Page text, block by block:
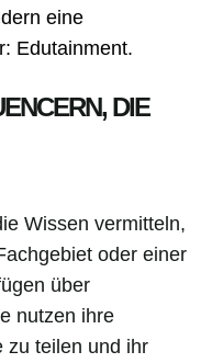
eine
Edutainment.
DIE
Wissen vermitteln,
oder einer
über
nutzen ihre
zu teilen und ihr